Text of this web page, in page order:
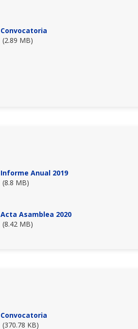
Convocatoria
(2.89 MB)
Informe Anual 2019
(8.8 MB)
Acta Asamblea 2020
(8.42 MB)
Convocatoria
(370.78 KB)